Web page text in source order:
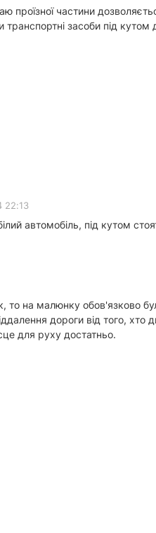
проїзної частини
транспортні засоби під
22:13
автомобіль, під кутом
на малюнку обов'язково
дороги від того, хто
для руху достатньо.